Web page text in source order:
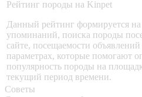
Рейтинг породы на Kinpet
Данный рейтинг формируется на
упоминаний, поиска породы
сайте, посещаемости
параметрах, которые помогают
популярность породы на
текущий период времени.
Советы